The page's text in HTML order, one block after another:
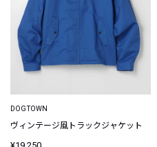
DOGTOWN
ヴィンテージ風トラックジャケット